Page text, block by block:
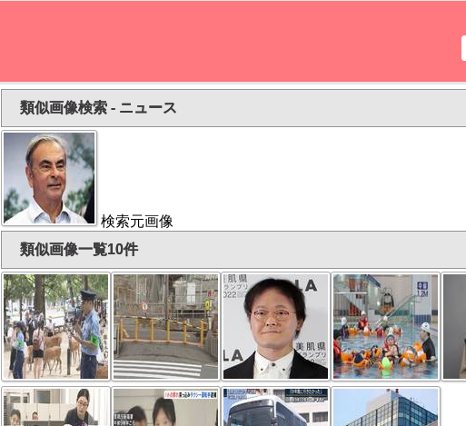
類似画像検索 - ニュース
検索元画像
類似画像一覧10件